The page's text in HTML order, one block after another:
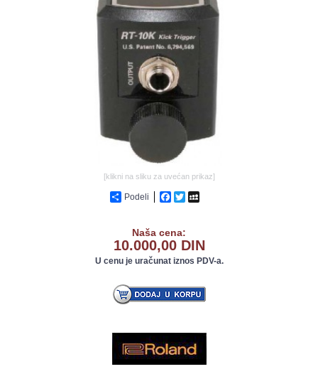
[klikni na sliku za uvećan prikaz]
Podeli Facebook
Twitter
Naša cena:
10.000,00 DIN
U cenu je uračunat iznos PDV-a.